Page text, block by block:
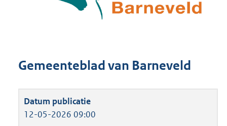
Gemeenteblad van Barneveld
12-05-2026 09:00